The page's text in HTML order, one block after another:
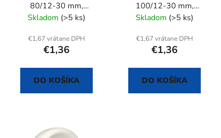
80/12-30 mm,
samostatné
Skladom (>5 ks)
€1,67 vrátane DPH
€1,36
DO KOŠÍKA
100/12-30 mm,
samostatné
Skladom (>5 ks)
€1,67 vrátane DPH
€1,36
DO KOŠÍKA